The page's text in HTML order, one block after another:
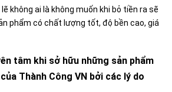
không ai là không muốn khi bỏ tiền ra sẽ
phẩm có chất lượng tốt, độ bền cao, giá
tâm khi sở hữu những sản phẩm
Thành Công VN bởi các lý do